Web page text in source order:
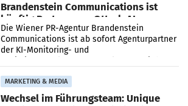
Brandenstein Communications ist
künftig Partner von OtterlyAI
Die Wiener PR-Agentur Brandenstein
Communications ist ab sofort Agenturpartner
der KI-Monitoring- und
MARKETING & MEDIA
Wechsel im Führungsteam: Unique